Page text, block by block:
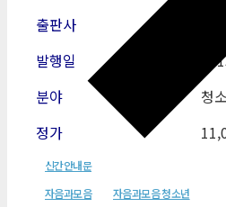
출판사
발행일
분야
청
정가
신간안내문
자음과모음
자음과모음 청소년